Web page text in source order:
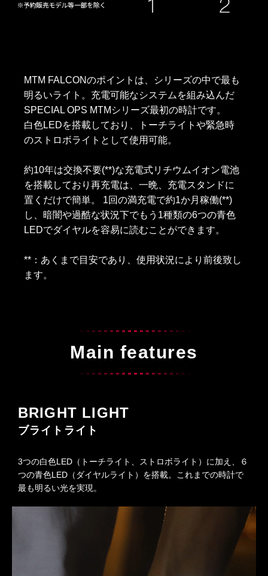
MTM FALCONのポイントは、シリーズの中で最も
明るいライト。充電可能なシステムを組み込んだ
SPECIAL OPS MTMシリーズ最初の時計です。
白色LEDを搭載しており、トーチライトや緊急時
のストロボライトとして使用可能。
約10年は交換不要(**)な充電式リチウムイオン電池
を搭載しており再充電は、一晩、充電スタンドに
置くだけで簡単。 1回の満充電で約1か月稼働(**)
し、暗闇や過酷な状況下でもう1種類の6つの青色
LEDでダイヤルを容易に読むことができます。
**：あくまで目安であり、使用状況により前後致し
ます。
Main features
BRIGHT LIGHT
ブライトライト
3つの白色LED（トーチライト、ストロボライト）に加え、６
つの青色LED（ダイヤルライト）を搭載。これまでの時計で
最も明るい光を実現。